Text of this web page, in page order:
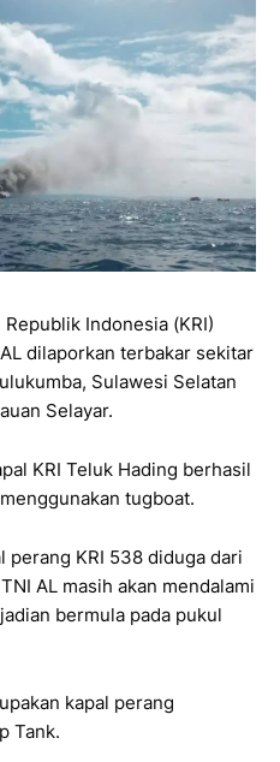
Republik Indonesia (KRI)
dilaporkan terbakar sekitar
Sulawesi Selatan
Selayar.
KRI Teluk Hading berhasil
tugboat.
perang KRI 538 diduga dari
AL masih akan mendalami
bermula pada pukul
kapal perang
Tank.